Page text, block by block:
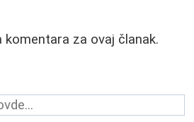
komentara za ovaj članak.